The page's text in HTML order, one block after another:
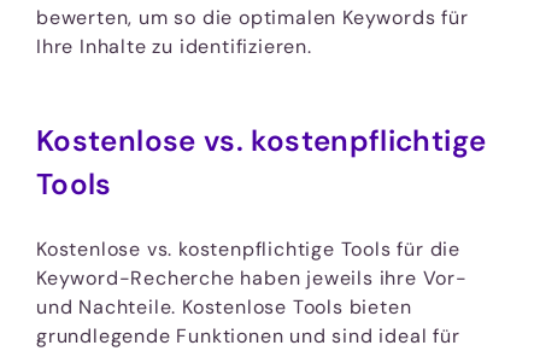
bewerten, um so die optimalen Keywords für
Ihre Inhalte zu identifizieren.
Kostenlose vs. kostenpflichtige
Tools
Kostenlose vs. kostenpflichtige Tools für die
Keyword-Recherche haben jeweils ihre Vor-
und Nachteile. Kostenlose Tools bieten
grundlegende Funktionen und sind ideal für